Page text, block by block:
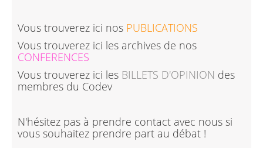
Vous trouverez ici nos PUBLICATIONS
Vous trouverez ici les archives de nos
CONFERENCES
Vous trouverez ici les BILLETS D'OPINION des
membres du Codev
N'hésitez pas à prendre contact avec nous si
vous souhaitez prendre part au débat !